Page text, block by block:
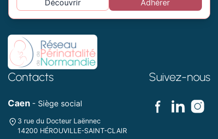
Découvrir Adhérer
Contacts
Caen - Siège social
3 rue du Docteur Laënnec
14200 HÉROUVILLE-SAINT-CLAIR
Suivez-nous